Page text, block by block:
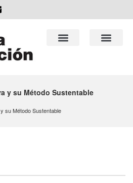
y su Método Sustentable
su Método Sustentable